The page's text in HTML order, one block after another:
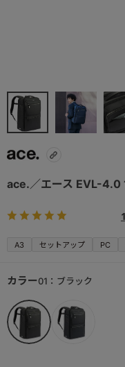
ace.／エース EVL-4.0
A3 セットアップ PC
カラー01：ブラック